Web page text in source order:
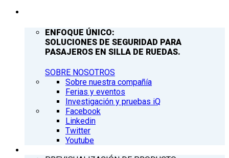
ENFOQUE ÚNICO:
SOLUCIONES DE SEGURIDAD PARA
PASAJEROS EN SILLA DE RUEDAS.
SOBRE NOSOTROS
Sobre nuestra compañía
Ferias y eventos
Investigación y pruebas iQ
Facebook
Linkedin
Twitter
Youtube